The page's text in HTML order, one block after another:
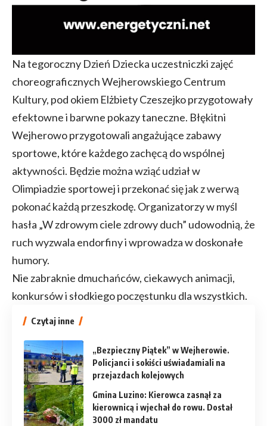
Na tegoroczny Dzień Dziecka uczestniczki zajęć
choreograficznych Wejherowskiego Centrum
Kultury, pod okiem Elżbiety Czeszejko przygotowały
efektowne i barwne pokazy taneczne. Błękitni
Wejherowo przygotowali angażujące zabawy
sportowe, które każdego zachęcą do wspólnej
aktywności. Będzie można wziąć udział w
Olimpiadzie sportowej i przekonać się jak z werwą
pokonać każdą przeszkodę. Organizatorzy w myśl
hasła „W zdrowym ciele zdrowy duch” udowodnią, że
ruch wyzwala endorfiny i wprowadza w doskonałe
humory.
Nie zabraknie dmuchańców, ciekawych animacji,
konkursów i słodkiego poczęstunku dla wszystkich.
Czytaj inne
„Bezpieczny Piątek” w Wejherowie.
Policjanci i sokiści uświadamiali na
przejazdach kolejowych
Gmina Luzino: Kierowca zasnął za
kierownicą i wjechał do rowu. Dostał
3000 zł mandatu